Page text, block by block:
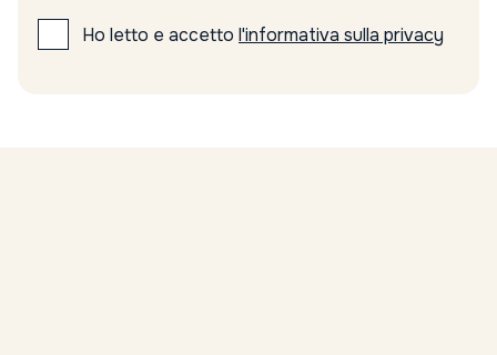
Ho letto e accetto l'informativa sulla privacy